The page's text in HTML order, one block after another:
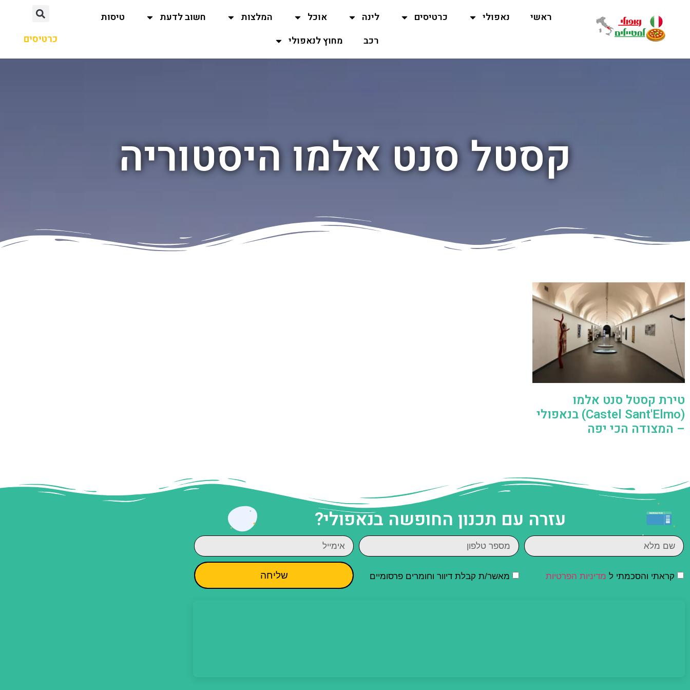
ראשי נאפולי כרטיסים לינה אוכל המלצות חשוב לדעת
טיסות
רכב
מחוץ לנאפולי כרטיסים
קסטל סנט אלמו היסטוריה
טירת קסטל סנט אלמו
(Castel Sant'Elmo) בנאפולי
– המצודה הכי יפה
עזרה עם תכנון החופשה בנאפולי?
קראתי והסכמתי ל מדיניות הפרטיות מאשר/ת קבלת דיוור וחומרים פרסומיים שליחה